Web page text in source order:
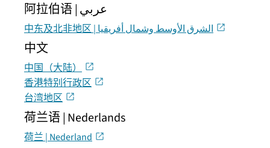
阿拉伯语 | عربي
中东及北非地区 | الشرق الأوسط وشمال أفريقيا
中文
中国（大陆）
香港特别行政区
台湾地区
荷兰语 | Nederlands
荷兰 | Nederland